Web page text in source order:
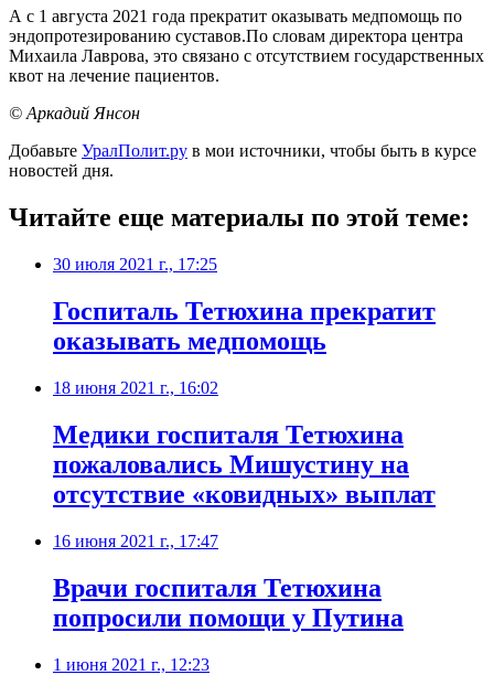
А с 1 августа 2021 года прекратит оказывать медпомощь по
эндопротезированию суставов.По словам директора центра
Михаила Лаврова, это связано с отсутствием государственных
квот на лечение пациентов.
© Аркадий Янсон
Добавьте УралПолит.ру в мои источники, чтобы быть в курсе
новостей дня.
Читайте еще материалы по этой теме:
30 июля 2021 г., 17:25
​Госпиталь Тетюхина прекратит
оказывать медпомощь
18 июня 2021 г., 16:02
​Медики госпиталя Тетюхина
пожаловались Мишустину на
отсутствие «ковидных» выплат
16 июня 2021 г., 17:47
​Врачи госпиталя Тетюхина
попросили помощи у Путина
1 июня 2021 г., 12:23